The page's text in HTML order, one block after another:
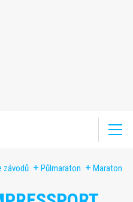
závodů Půlmaraton Maraton